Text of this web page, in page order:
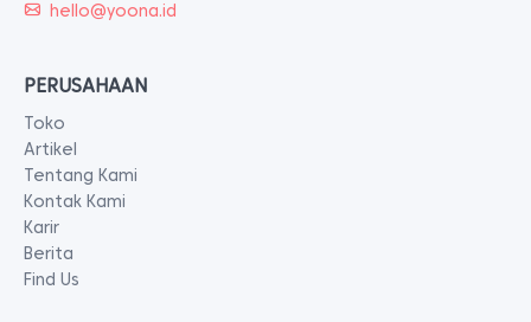
hello@yoona.id
PERUSAHAAN
Toko
Artikel
Tentang Kami
Kontak Kami
Karir
Berita
Find Us